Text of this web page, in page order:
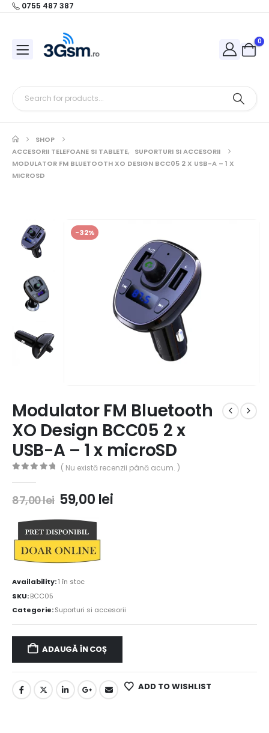
0755 487 387
0
SHOP
ACCESORII TELEFOANE SI TABLETE, SUPORTURI SI ACCESORII
MODULATOR FM BLUETOOTH XO DESIGN BCC05 2 X USB-A – 1 X
MICROSD
-32%
Modulator FM Bluetooth
XO Design BCC05 2 x
USB-A – 1 x microSD
( Nu există recenzii până acum. )
87,00lei 59,00 lei
Availability:1 în stoc
SKU:BCC05
Categorie:Suporturi si accesorii
ADAUGĂ ÎN COȘ
ADD TO WISHLIST